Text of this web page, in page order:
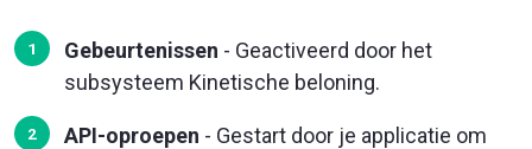
Gebeurtenissen - Geactiveerd door het
subsysteem Kinetische beloning.
API-oproepen - Gestart door je applicatie om